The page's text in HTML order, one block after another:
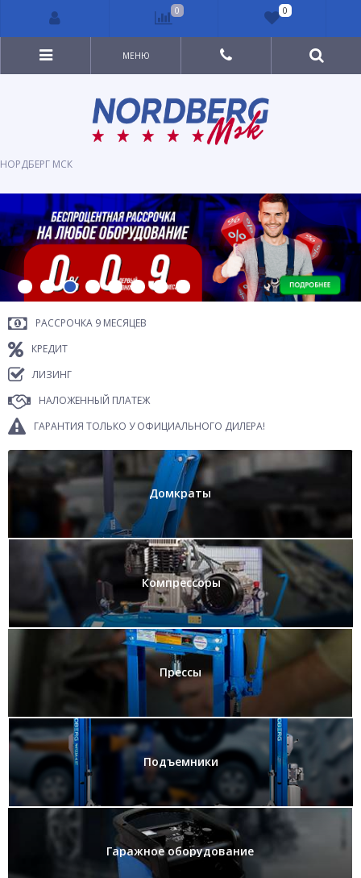
НОРДБЕРГ МСК
МЕНЮ
РАССРОЧКА 9 МЕСЯЦЕВ
КРЕДИТ
ЛИЗИНГ
НАЛОЖЕННЫЙ ПЛАТЕЖ
ГАРАНТИЯ ТОЛЬКО У ОФИЦИАЛЬНОГО ДИЛЕРА!
Домкраты
Компрессоры
Прессы
Подъемники
Гаражное оборудование
0 0